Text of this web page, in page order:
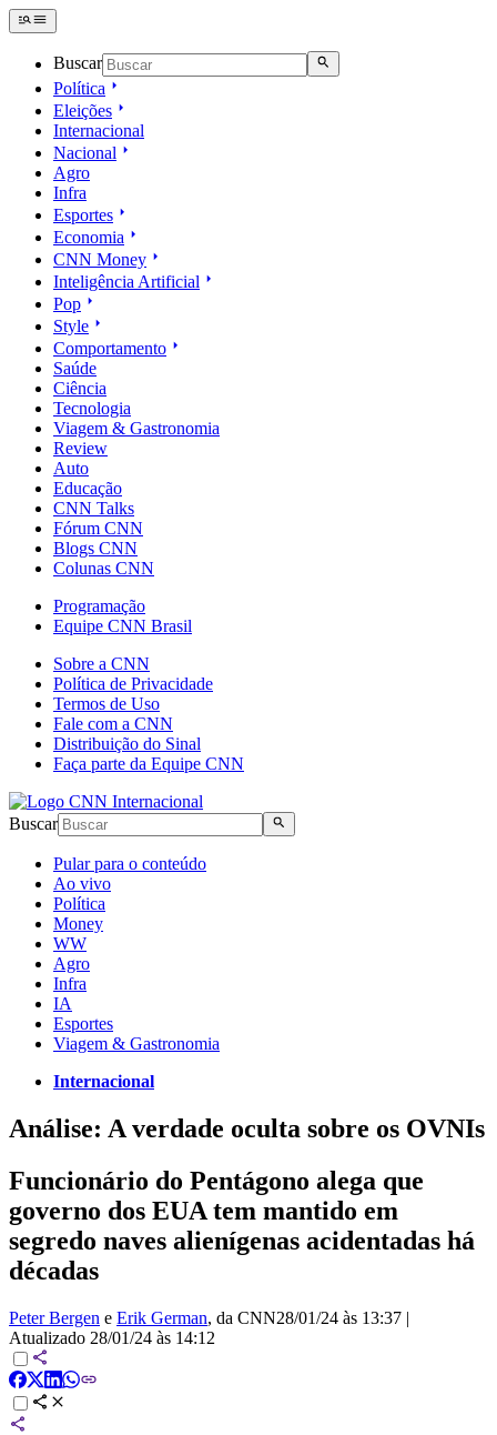
Buscar
Política
Eleições
Internacional
Nacional
Agro
Infra
Esportes
Economia
CNN Money
Inteligência Artificial
Pop
Style
Comportamento
Saúde
Ciência
Tecnologia
Viagem & Gastronomia
Review
Auto
Educação
CNN Talks
Fórum CNN
Blogs CNN
Colunas CNN
Programação
Equipe CNN Brasil
Sobre a CNN
Política de Privacidade
Termos de Uso
Fale com a CNN
Distribuição do Sinal
Faça parte da Equipe CNN
Buscar
Pular para o conteúdo
Ao vivo
Política
Money
WW
Agro
Infra
IA
Esportes
Viagem & Gastronomia
Internacional
Análise: A verdade oculta sobre os OVNIs
Funcionário do Pentágono alega que
governo dos EUA tem mantido em
segredo naves alienígenas acidentadas há
décadas
Peter Bergen e Erik German, da CNN28/01/24 às 13:37 |
Atualizado 28/01/24 às 14:12